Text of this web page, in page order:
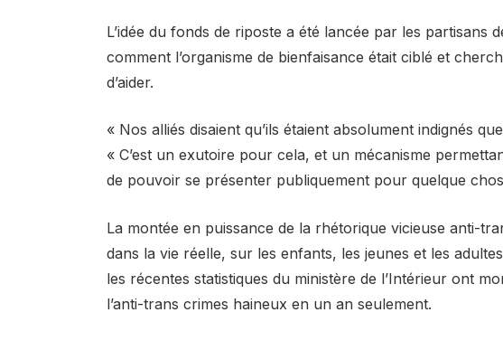
L’idée du fonds de riposte a été lancée par les partisans
comment l’organisme de bienfaisance était ciblé et
d’aider.
« Nos alliés disaient qu’ils étaient absolument indignés
« C’est un exutoire pour cela, et un mécanisme
de pouvoir se présenter publiquement pour quelque
La montée en puissance de la rhétorique vicieuse anti-
dans la vie réelle, sur les enfants, les jeunes et les
les récentes statistiques du ministère de l’Intérieur ont
l’anti-trans crimes haineux en un an seulement.